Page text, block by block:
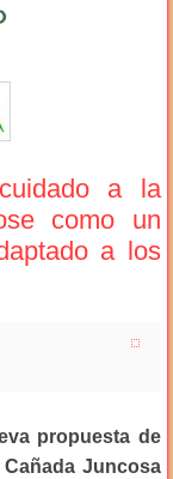
a la
como un
a los
propuesta de
Juncosa